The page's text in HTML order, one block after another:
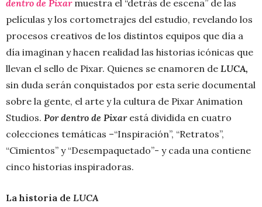
dentro de Pixar muestra el “detrás de escena” de las
películas y los cortometrajes del estudio, revelando los
procesos creativos de los distintos equipos que día a
día imaginan y hacen realidad las historias icónicas que
llevan el sello de Pixar. Quienes se enamoren de LUCA,
sin duda serán conquistados por esta serie documental
sobre la gente, el arte y la cultura de Pixar Animation
Studios. Por dentro de Pixarestá dividida en cuatro
colecciones temáticas –“Inspiración”, “Retratos”,
“Cimientos” y “Desempaquetado”- y cada una contiene
cinco historias inspiradoras.
La historia de LUCA